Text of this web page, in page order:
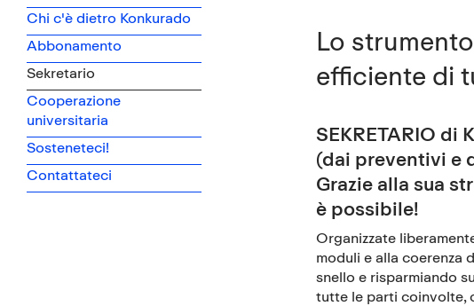
Chi c'è dietro Konkurado
Abbonamento
Sekretario
Cooperazione
universitaria
Sosteneteci!
Contattateci
Lo
efficiente di
SEKRETARIO
(dai preventivi e
Grazie alla sua
è possibile!
Organizzate
moduli e alla coerenza
snello e risparmiando
tutte le parti coinvolte,